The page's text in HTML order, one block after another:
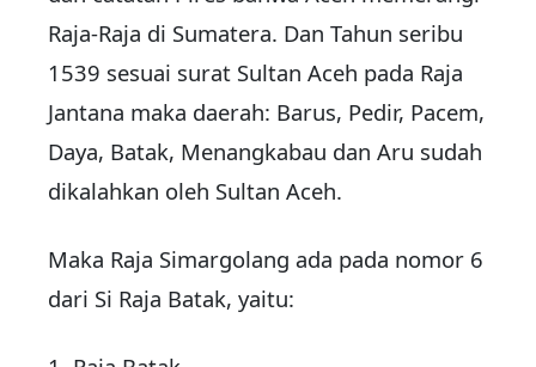
Raja-Raja di Sumatera. Dan Tahun seribu
1539 sesuai surat Sultan Aceh pada Raja
Jantana maka daerah: Barus, Pedir, Pacem,
Daya, Batak, Menangkabau dan Aru sudah
dikalahkan oleh Sultan Aceh.
Maka Raja Simargolang ada pada nomor 6
dari Si Raja Batak, yaitu: